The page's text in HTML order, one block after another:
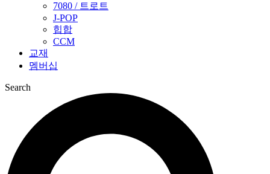
7080 / 트로트
J-POP
힙합
CCM
교재
멤버십
Search